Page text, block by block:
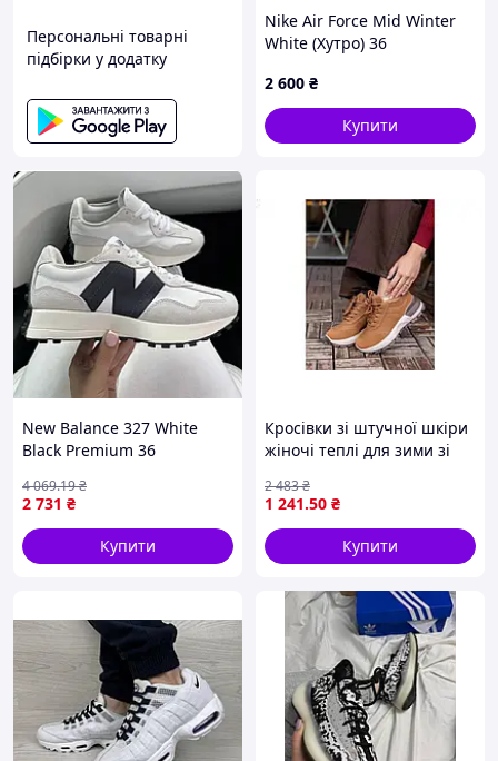
Персональні товарні
підбірки у додатку
Nike Air Force Mid Winter
White (Хутро) 36
2 600 ₴
Купити
New Balance 327 White
Black Premium 36
2 731 ₴
4 069.19₴
Купити
Кросівки зі штучної шкіри
жіночі теплі для зими зі
карамельні
1 241.50 ₴
2 483₴
Купити